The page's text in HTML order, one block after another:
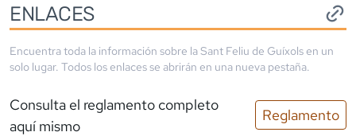
ENLACES
Encuentra toda la información sobre laSant Feliu de Guíxols en un
solo lugar. Todos los enlaces se abrirán en una nueva pestaña.
Consulta el reglamento completo
aquí mismo
Reglamento